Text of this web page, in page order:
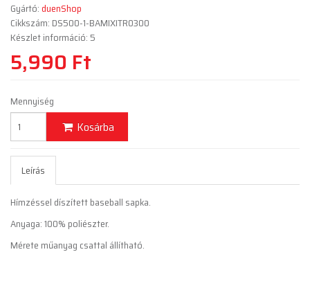
Gyártó:duenShop
Cikkszám: DS500-1-BAMIXITR0300
Készlet információ: 5
5,990 Ft
Mennyiség
Kosárba
Leírás
Hímzéssel díszített baseball sapka.
Anyaga: 100% poliészter.
Mérete műanyag csattal állítható.